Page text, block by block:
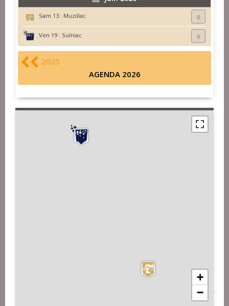
Sam 13 : Muzillac
Ven 19 : Sulniac
2025
AGENDA 2026
+
−